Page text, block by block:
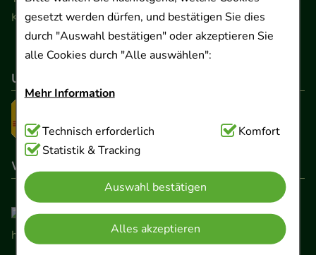
gesetzt werden dürfen, und bestätigen Sie dies
durch "Auswahl bestätigen" oder akzeptieren Sie
alle Cookies durch "Alle auswählen":
Mehr Information
Technisch Notwendig:Hierbei handelt es sich um
Cookies, die für die Grundfunktionen unserer
Website notwendig sind (z.B. Navigation,
Warenkorb, Kundenkonto), weshalb auf diese nicht
verzichtet werden kann.
Komfort:Diese Cookies werden genutzt um das
Technisch erforderlich
Komfort
Statistik & Tracking
Auswahl bestätigen
Alles akzeptieren
Kontaktformular
Unser Versanddienstleister
Wir sind hier gelistet